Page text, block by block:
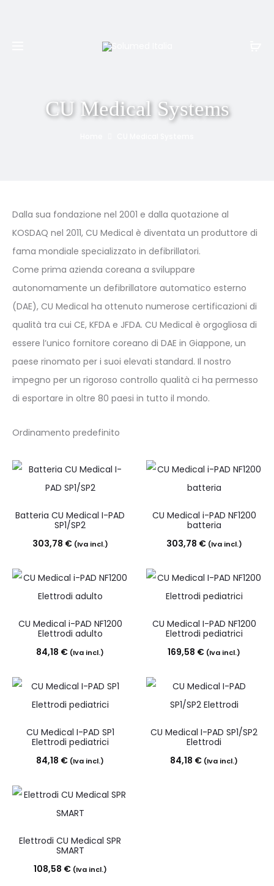
CU Medical Systems
Dalla sua fondazione nel 2001 e dalla quotazione al
KOSDAQ nel 2011, CU Medical è diventata un produttore di
fama mondiale specializzato in defibrillatori.
Come prima azienda coreana a sviluppare
autonomamente un defibrillatore automatico esterno
(DAE), CU Medical ha ottenuto numerose certificazioni di
qualità tra cui CE, KFDA e JFDA. CU Medical è orgogliosa di
essere l’unico fornitore coreano di DAE in Giappone, un
paese rinomato per i suoi elevati standard. Il nostro
impegno per un rigoroso controllo qualità ci ha permesso
di esportare in oltre 80 paesi in tutto il mondo.
Batteria CU Medical I-PAD
SP1/SP2
303,78 € (Iva incl.)
CU Medical i-PAD NF1200
batteria
303,78 € (Iva incl.)
CU Medical i-PAD NF1200
Elettrodi adulto
84,18 € (Iva incl.)
CU Medical I-PAD NF1200
Elettrodi pediatrici
169,58 € (Iva incl.)
CU Medical I-PAD SP1
Elettrodi pediatrici
84,18 € (Iva incl.)
CU Medical I-PAD SP1/SP2
Elettrodi
84,18 € (Iva incl.)
Elettrodi CU Medical SPR
SMART
108,58 € (Iva incl.)